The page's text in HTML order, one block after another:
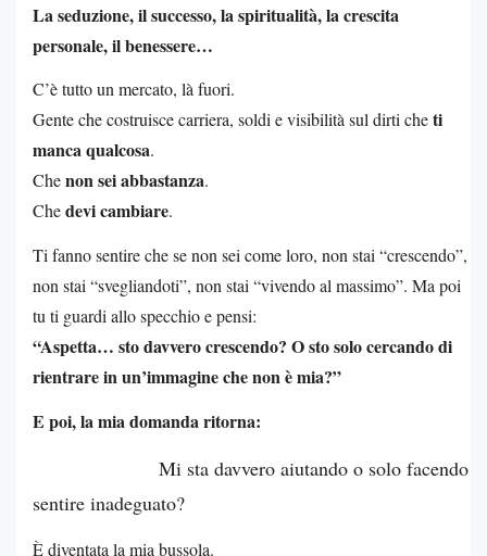
La seduzione, il successo, la spiritualità, la crescita
personale, il benessere…
C’è tutto un mercato, là fuori.
Gente che costruisce carriera, soldi e visibilità sul dirti cheti
manca qualcosa.
Chenon sei abbastanza.
Chedevi cambiare.
Ti fanno sentire che se non sei come loro, non stai “crescendo”,
non stai “svegliandoti”, non stai “vivendo al massimo”. Ma poi
tu ti guardi allo specchio e pensi:
“Aspetta… sto davvero crescendo? O sto solo cercando di
rientrare in un’immagine che non è mia?”
E poi, la mia domanda ritorna:
Mi sta davvero aiutando o solo facendo
sentire inadeguato?
È diventata la mia bussola.